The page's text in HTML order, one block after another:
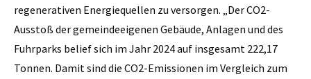
regenerativen Energiequellen zu versorgen. „Der CO2-
Ausstoß der gemeindeeigenen Gebäude, Anlagen und des
Fuhrparks belief sich im Jahr 2024 auf insgesamt 222,17
Tonnen. Damit sind die CO2-Emissionen im Vergleich zum